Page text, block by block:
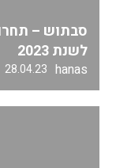
סבתוש –
לשנת 2023
hanas
28.04.23